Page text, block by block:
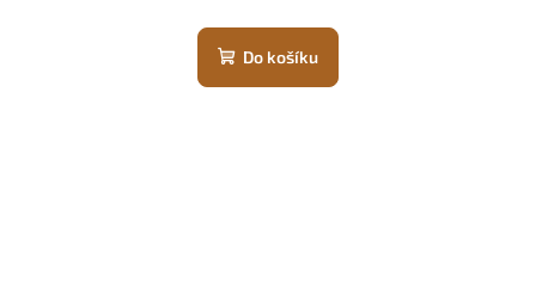
Do košíku